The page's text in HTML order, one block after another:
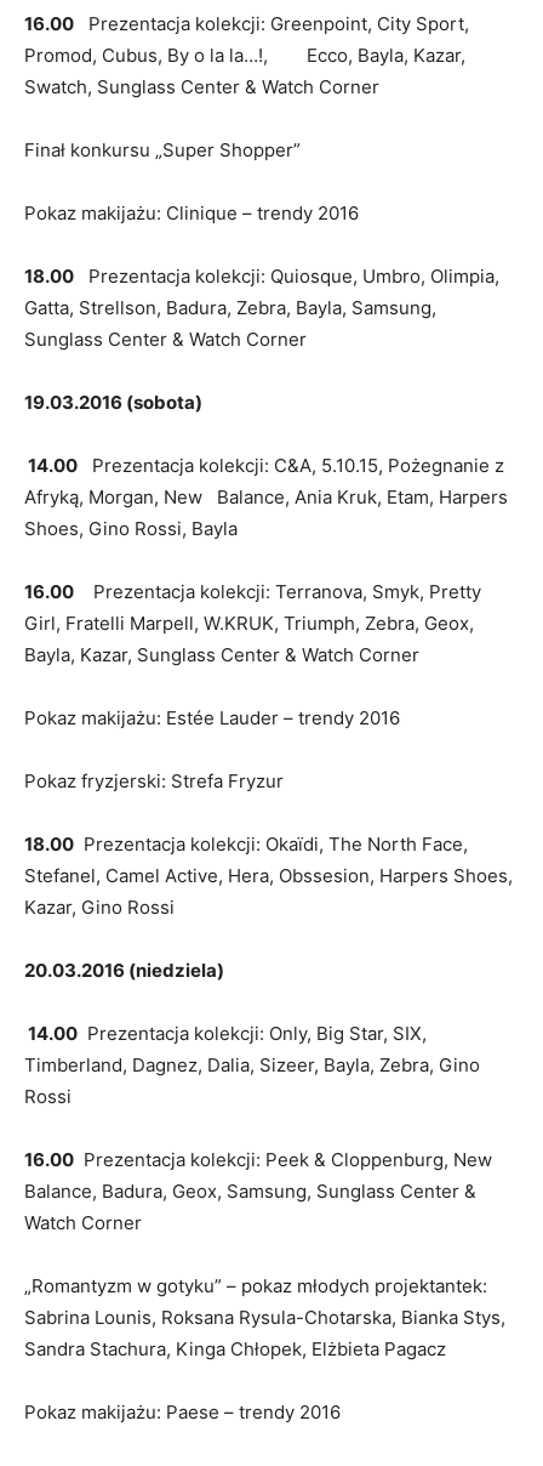
16.00 Prezentacja kolekcji: Greenpoint, City Sport,
Promod, Cubus, By o la la…!, Ecco, Bayla, Kazar,
Swatch, Sunglass Center & Watch Corner
Finał konkursu „Super Shopper”
Pokaz makijażu: Clinique – trendy 2016
18.00 Prezentacja kolekcji: Quiosque, Umbro, Olimpia,
Gatta, Strellson, Badura, Zebra, Bayla, Samsung,
Sunglass Center & Watch Corner
19.03.2016 (sobota)
14.00 Prezentacja kolekcji: C&A, 5.10.15, Pożegnanie z
Afryką, Morgan, New Balance, Ania Kruk, Etam, Harpers
Shoes, Gino Rossi, Bayla
16.00 Prezentacja kolekcji: Terranova, Smyk, Pretty
Girl, Fratelli Marpell, W.KRUK, Triumph, Zebra, Geox,
Bayla, Kazar, Sunglass Center & Watch Corner
Pokaz makijażu: Estée Lauder – trendy 2016
Pokaz fryzjerski: Strefa Fryzur
18.00 Prezentacja kolekcji: Okaïdi, The North Face,
Stefanel, Camel Active, Hera, Obssesion, Harpers Shoes,
Kazar, Gino Rossi
20.03.2016 (niedziela)
14.00 Prezentacja kolekcji: Only, Big Star, SIX,
Timberland, Dagnez, Dalia, Sizeer, Bayla, Zebra, Gino
Rossi
16.00 Prezentacja kolekcji: Peek & Cloppenburg, New
Balance, Badura, Geox, Samsung, Sunglass Center &
Watch Corner
„Romantyzm w gotyku” – pokaz młodych projektantek:
Sabrina Lounis, Roksana Rysula-Chotarska, Bianka Stys,
Sandra Stachura, Kinga Chłopek, Elżbieta Pagacz
Pokaz makijażu: Paese – trendy 2016